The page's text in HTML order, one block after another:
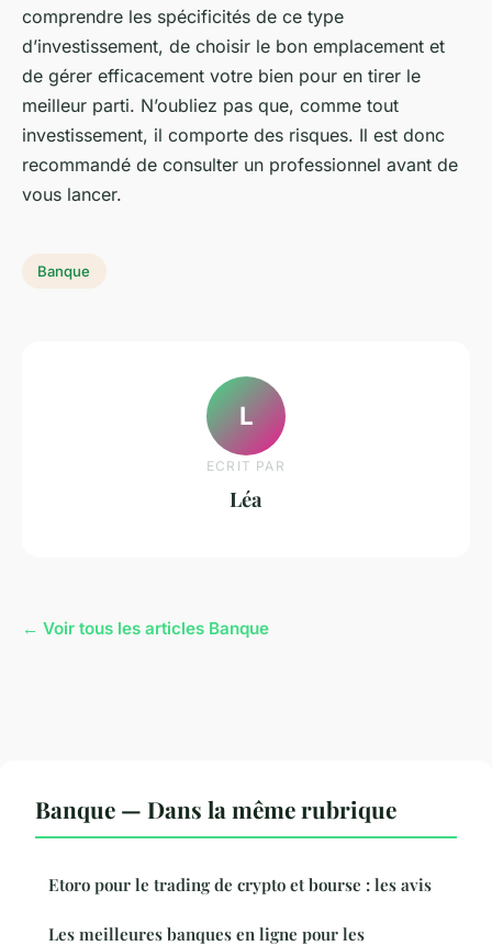
comprendre les spécificités de ce type
d’investissement, de choisir le bon emplacement et
de gérer efficacement votre bien pour en tirer le
meilleur parti. N’oubliez pas que, comme tout
investissement, il comporte des risques. Il est donc
recommandé de consulter un professionnel avant de
vous lancer.
Banque
L
ECRIT PAR
Léa
← Voir tous les articles Banque
Banque — Dans la même rubrique
Etoro pour le trading de crypto et bourse : les avis
Les meilleures banques en ligne pour les